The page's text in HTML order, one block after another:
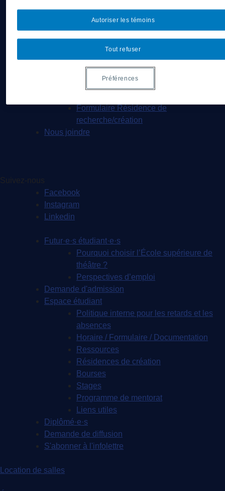
Programmation
Productions
Groupes de recherche
Publications
Formulaire Résidence de
recherche/création
Nous joindre
Suivez-nous
Facebook
Instagram
Linkedin
Futur·e·s étudiant·e·s
Pourquoi choisir l’École supérieure de
théâtre ?
Perspectives d’emploi
Demande d'admission
Espace étudiant
Politique interne pour les retards et les
absences
Horaire / Formulaire / Documentation
Ressources
Résidences de création
Bourses
Stages
Programme de mentorat
Liens utiles
Diplômé·e·s
Demande de diffusion
S'abonner à l'infolettre
Location de salles
Tout refuser
Autoriser les témoins
Préférences